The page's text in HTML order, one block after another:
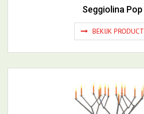
Seggiolina Pop
BEKIJK PRODUCT